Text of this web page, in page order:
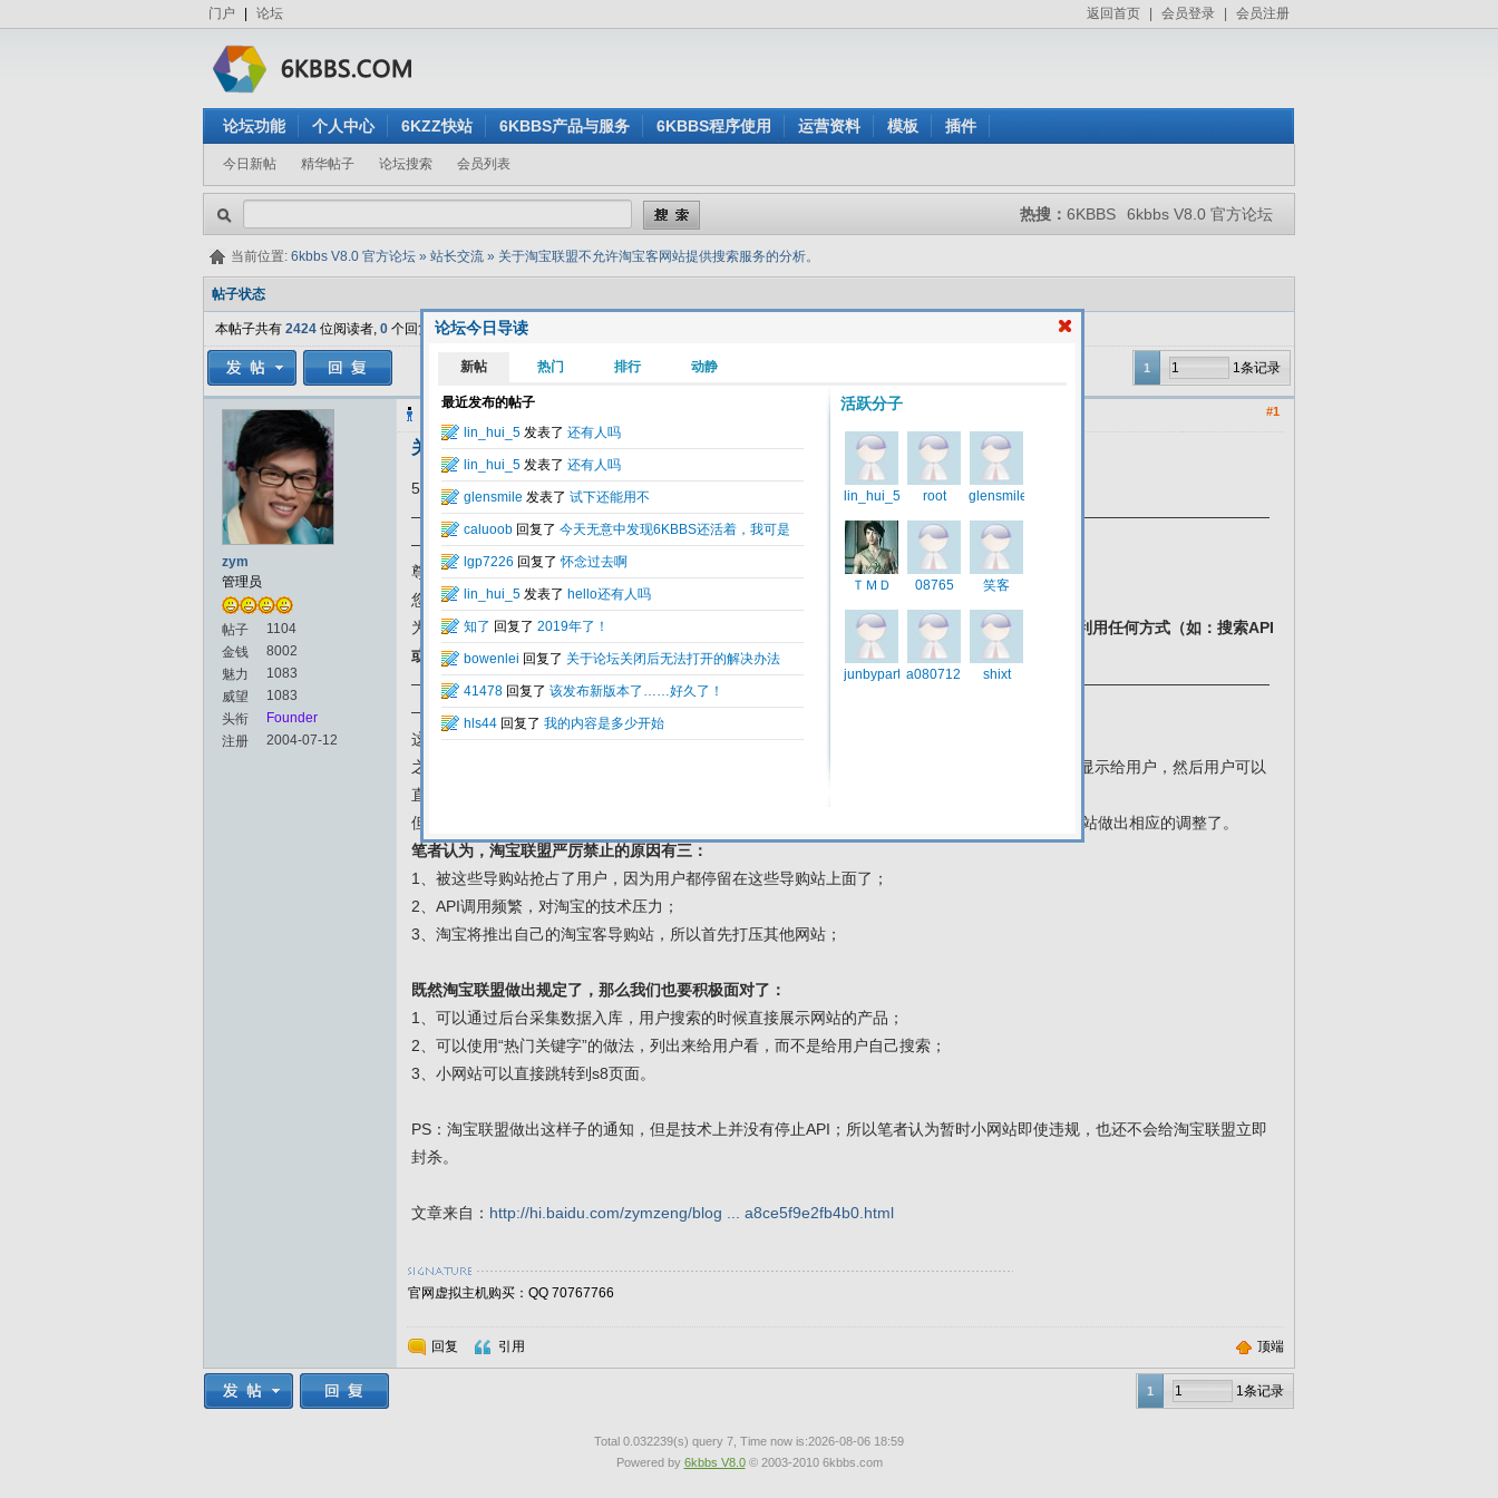
门户 论坛 返回首页 会员登录 会员注册
论坛功能 个人中心 6KZZ快站 6KBBS产品与服务 6KBBS程序使用 运营资料 模板 插件
今日新帖 精华帖子 论坛搜索 会员列表
热搜： 6KBBS 6kbbs V8.0 官方论坛
论坛今日导读
当前位置: 6kbbs V8.0 官方论坛 » 站长交流 » 关于淘宝联盟不允许淘宝客网站提供搜索服务的分析。
帖子状态
本帖子共有 2424 位阅读者, 0 个回复.
1 1条记录
zym
管理员
帖子
1104
金钱
8002
魅力
1083
威望
1083
头衔
Founder
注册
2004-07-12
zym发表于 2012-05-30 13:17 #1
关于淘宝联盟不允许淘宝客网站提供搜索服务的分析。
5月份，国外大部分淘宝客网站都接到了一个比较令人担忧的消息，我们先看淘宝联盟的通告：
———————————————————————————————————————————————————————
——
尊敬的淘宝联盟客户：
您好！
为了优化淘宝买家购物体验，
淘宝客API应用禁止以任何方式提供淘宝商品搜索服务。说明：禁止利用任何方式（如：搜索API
或从S8抓取商品）提供淘宝商品搜索服务，涉及的商品搜索功能请使用淘宝官方搜索服务。
———————————————————————————————————————————————————————
——
这则通告的影响力巨大，包括国内的蘑菇街、美丽说、搜搜淘宝
之前这类网站都是通过淘宝客API或者抓取淘宝S8页面，然后把商品的图片、描述、价格、返利等显示给用户，然后用户可以
直观的进行对比，然后购物。
但现在，淘宝联盟严厉禁止，虽然理由有点牵强，但是他毕竟是规则的制定者，所以我们也要对网站做出相应的调整了。
笔者认为，淘宝联盟严厉禁止的原因有三：
1、被这些导购站抢占了用户，因为用户都停留在这些导购站上面了；
2、API调用频繁，对淘宝的技术压力；
3、淘宝将推出自己的淘宝客导购站，所以首先打压其他网站；
既然淘宝联盟做出规定了，那么我们也要积极面对了：
1、可以通过后台采集数据入库，用户搜索的时候直接展示网站的产品；
2、可以使用“热门关键字”的做法，列出来给用户看，而不是给用户自己搜索；
3、小网站可以直接跳转到s8页面。
PS：淘宝联盟做出这样子的通知，但是技术上并没有停止API；所以笔者认为暂时小网站即使违规，也还不会给淘宝联盟立即
封杀。
文章来自： http://hi.baidu.com/zymzeng/blog ... a8ce5f9e2fb4b0.html
官网虚拟主机购买：QQ 70767766
回复 引用 顶端
1 1条记录
Total 0.032239(s) query 7, Time now is:2026-08-06 18:59
Powered by 6kbbs V8.0© 2003-2010 6kbbs.com